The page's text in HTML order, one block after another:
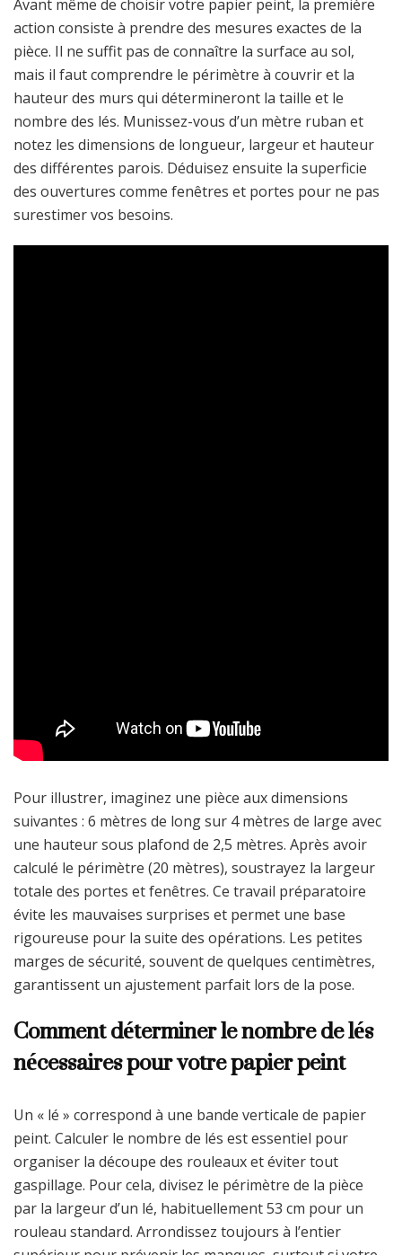
Avant même de choisir votre papier peint, la première
action consiste à prendre des mesures exactes de la
pièce. Il ne suffit pas de connaître la surface au sol,
mais il faut comprendre le périmètre à couvrir et la
hauteur des murs qui détermineront la taille et le
nombre des lés. Munissez-vous d’un mètre ruban et
notez les dimensions de longueur, largeur et hauteur
des différentes parois. Déduisez ensuite la superficie
des ouvertures comme fenêtres et portes pour ne pas
surestimer vos besoins.
Pour illustrer, imaginez une pièce aux dimensions
suivantes : 6 mètres de long sur 4 mètres de large avec
une hauteur sous plafond de 2,5 mètres. Après avoir
calculé le périmètre (20 mètres), soustrayez la largeur
totale des portes et fenêtres. Ce travail préparatoire
évite les mauvaises surprises et permet une base
rigoureuse pour la suite des opérations. Les petites
marges de sécurité, souvent de quelques centimètres,
garantissent un ajustement parfait lors de la pose.
Comment déterminer le nombre de lés
nécessaires pour votre papier peint
Un « lé » correspond à une bande verticale de papier
peint. Calculer le nombre de lés est essentiel pour
organiser la découpe des rouleaux et éviter tout
gaspillage. Pour cela, divisez le périmètre de la pièce
par la largeur d’un lé, habituellement 53 cm pour un
rouleau standard. Arrondissez toujours à l’entier